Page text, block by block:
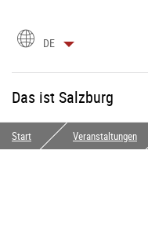
Sprachauswahl
DE
Das ist Salzburg
Start Veranstaltungen